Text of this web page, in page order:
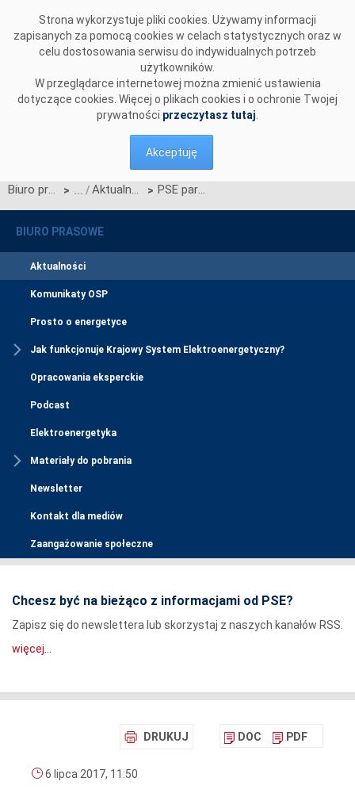
Strona wykorzystuje pliki cookies. Używamy informacji
zapisanych za pomocą cookies w celach statystycznych oraz w
celu dostosowania serwisu do indywidualnych potrzeb
użytkowników.
W przeglądarce internetowej można zmienić ustawienia
dotyczące cookies. Więcej o plikach cookies i o ochronie Twojej
prywatności przeczytasz tutaj
Akceptuję
Biuro prasowe > Aktualności > PSE partnerem strategicznym „I Letniej Szkoły Cyberbezpieczeństwa”
BIURO PRASOWE
Aktualności
Komunikaty OSP
Prosto o energetyce
Jak funkcjonuje Krajowy System Elektroenergetyczny?
Opracowania eksperckie
Podcast
Elektroenergetyka
Materiały do pobrania
Newsletter
Kontakt dla mediów
Zaangażowanie społeczne
Chcesz być na bieżąco z informacjami od PSE?
Zapisz się do newslettera lub skorzystaj z naszych kanałów RSS.
więcej...
DRUKUJ DOC PDF
6 lipca 2017, 11:50